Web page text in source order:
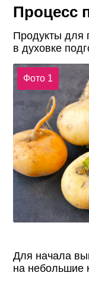
Процесс
Продукты для
в духовке
Фото 1
Для начала
на небольшие